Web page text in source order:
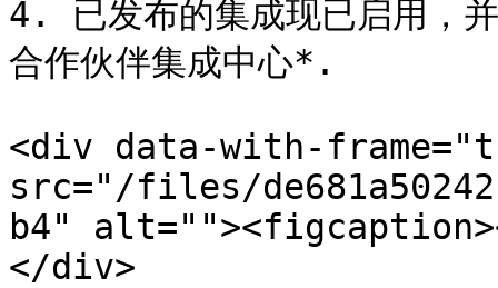
4. 已发布的集成现已启用，
合作伙伴集成中心*.
<div data-with-
src="/files/
b4"
</div>